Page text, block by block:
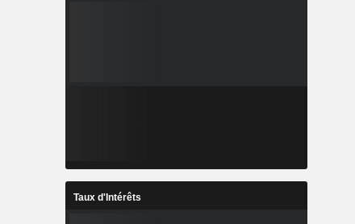
Taux d'Intérêts